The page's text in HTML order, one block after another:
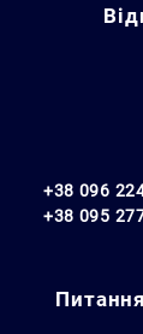
+38 096
+38 095